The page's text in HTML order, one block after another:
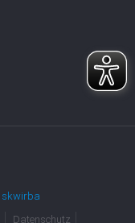
skwirba
Datenschutz